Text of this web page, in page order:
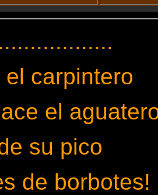
el carpintero
el
su pico
de borbotes!